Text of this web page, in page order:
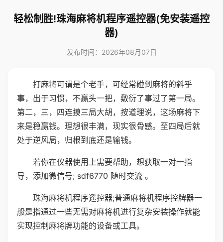
轻松制胜!珠海麻将机程序遥控器(免安装遥控
器)
发布时间：2026年08月07日
打麻将可谓是个老手，可经常碰到麻将的斜乎
事，出于习惯，不赢头一把，敷衍了事过了第一局。
第二，三，四连摸三局大胡，按道理说，这场麻将下
来是稳赢钱。理想很丰满，现实很骨感。至四局后就
处于逆风局，归根到底还是输钱。
若你在仪器使用上需要帮助，想获取一对一指
导，添加微信号; sdf6770 随时交流 。
珠海麻将机程序遥控器;普通麻将机程序控牌器一
般是指通过一些无需对麻将机进行复杂安装操作就能
实现控制麻将牌功能的设备或工具。